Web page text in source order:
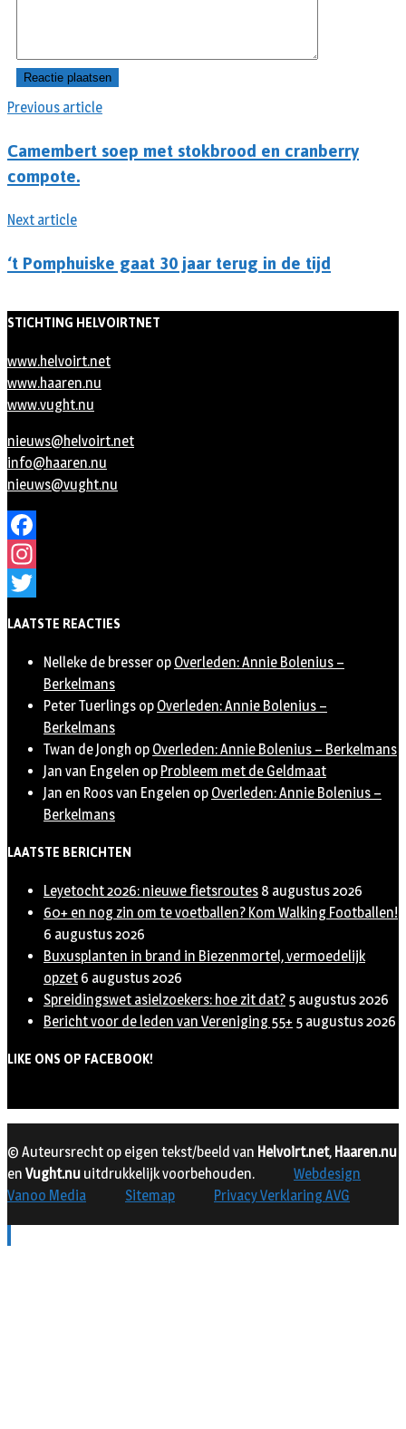
Previous article
Camembert soep met stokbrood en cranberry
compote.
Next article
‘t Pomphuiske gaat 30 jaar terug in de tijd
STICHTING HELVOIRTNET
www.helvoirt.net
www.haaren.nu
www.vught.nu
nieuws@helvoirt.net
info@haaren.nu
nieuws@vught.nu
Facebook
Instagram
LAATSTE REACTIES
Nelleke de bresser op Overleden: Annie Bolenius –
Berkelmans
Peter Tuerlings op Overleden: Annie Bolenius –
Berkelmans
Twan de Jongh op Overleden: Annie Bolenius – Berkelmans
Jan van Engelen op Probleem met de Geldmaat
Jan en Roos van Engelen op Overleden: Annie Bolenius –
Berkelmans
LAATSTE BERICHTEN
Leyetocht 2026: nieuwe fietsroutes 8 augustus 2026
60+ en nog zin om te voetballen? Kom Walking Footballen!
6 augustus 2026
Buxusplanten in brand in Biezenmortel, vermoedelijk
opzet 6 augustus 2026
Spreidingswet asielzoekers: hoe zit dat? 5 augustus 2026
Bericht voor de leden van Vereniging 55+ 5 augustus 2026
LIKE ONS OP FACEBOOK!
© Auteursrecht op eigen tekst/beeld van Helvoirt.net, Haaren.nu
en Vught.nu uitdrukkelijk voorbehouden.
Webdesign
Vanoo Media
Sitemap Privacy Verklaring AVG